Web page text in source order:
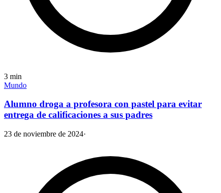
3 min
Mundo
Alumno droga a profesora con pastel para evitar
entrega de calificaciones a sus padres
23 de noviembre de 2024·